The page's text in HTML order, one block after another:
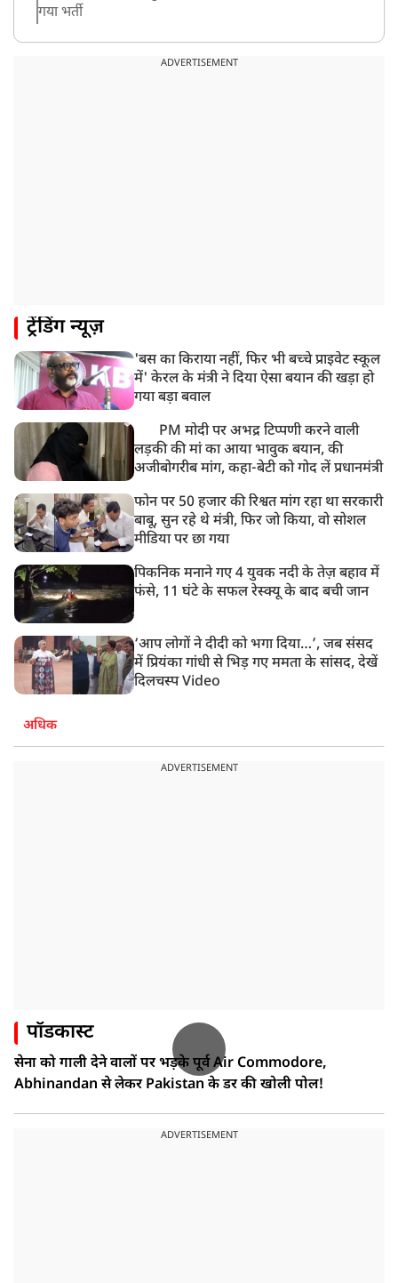
गया भर्ती
CBI का बड़ा खुलासा, NTA के एक्सपर्ट्स ने ही लीक कराया
ADVERTISEMENT
ट्रेंडिंग न्यूज़
'बस का किराया नहीं, फिर भी बच्चे प्राइवेट स्कूल
में' केरल के मंत्री ने दिया ऐसा बयान की खड़ा हो
गया बड़ा बवाल
PM मोदी पर अभद्र टिप्पणी करने वाली
लड़की की मां का आया भावुक बयान, की
अजीबोगरीब मांग, कहा-बेटी को गोद लें प्रधानमंत्री
फोन पर 50 हजार की रिश्वत मांग रहा था सरकारी
बाबू, सुन रहे थे मंत्री, फिर जो किया, वो सोशल
मीडिया पर छा गया
पिकनिक मनाने गए 4 युवक नदी के तेज़ बहाव में
फंसे, 11 घंटे के सफल रेस्क्यू के बाद बची जान
‘आप लोगों ने दीदी को भगा दिया…’, जब संसद
में प्रियंका गांधी से भिड़ गए ममता के सांसद, देखें
दिलचस्प Video
अधिक
ADVERTISEMENT
पॉडकास्ट
सेना को गाली देने वालों पर भड़के पूर्व Air Commodore,
Abhinandan से लेकर Pakistan के डर की खोली पोल!
ADVERTISEMENT